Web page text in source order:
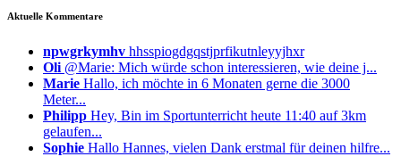
Aktuelle Kommentare
npwgrkymhv hhsspiogdgqstjprfikutnleyyjhxr
Oli @Marie: Mich würde schon interessieren, wie deine j...
Marie Hallo, ich möchte in 6 Monaten gerne die 3000
Meter...
Philipp Hey, Bin im Sportunterricht heute 11:40 auf 3km
gelaufen...
Sophie Hallo Hannes, vielen Dank erstmal für deinen hilfre...